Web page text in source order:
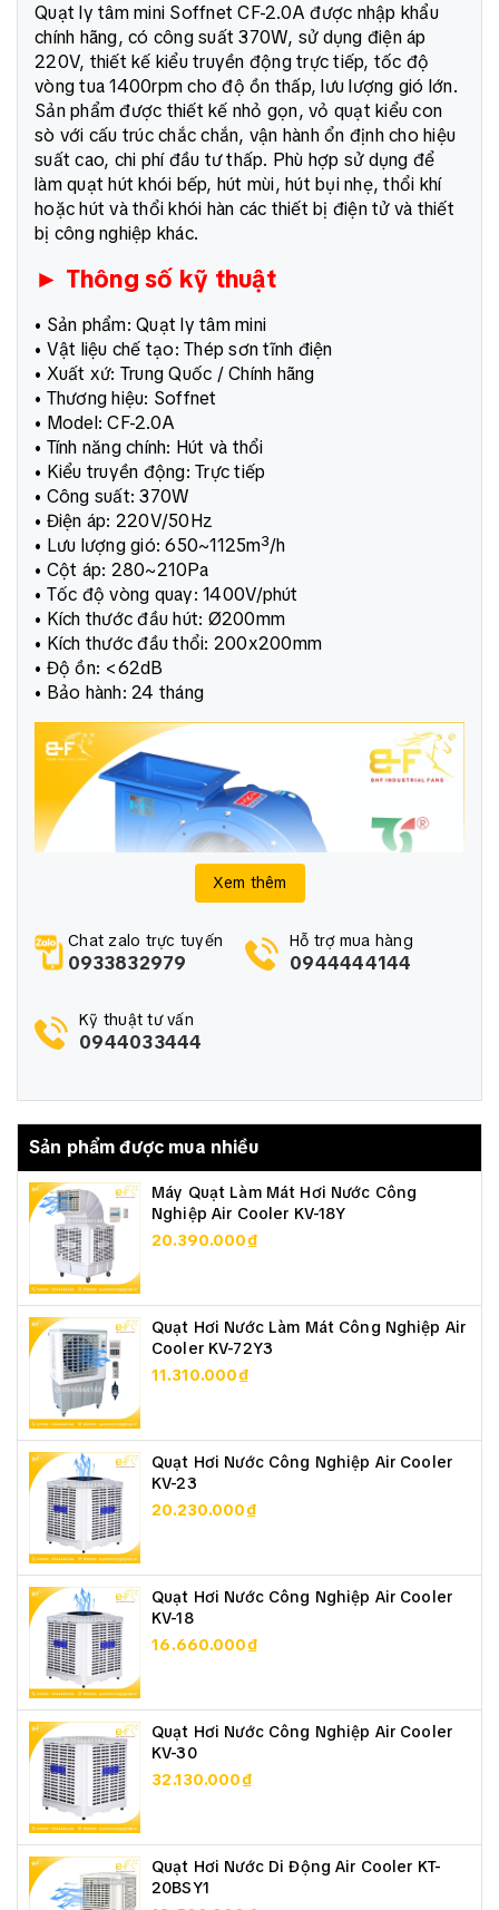
Quạt ly tâm mini Soffnet CF-2.0A được nhập khẩu
chính hãng, có công suất 370W, sử dụng điện áp
220V, thiết kế kiểu truyền động trực tiếp, tốc độ
vòng tua 1400rpm cho độ ồn thấp, lưu lượng gió lớn.
Sản phẩm được thiết kế nhỏ gọn, vỏ quạt kiểu con
sò với cấu trúc chắc chắn, vận hành ổn định cho hiệu
suất cao, chi phí đầu tư thấp. Phù hợp sử dụng để
làm quạt hút khói bếp, hút mùi, hút bụi nhẹ, thổi khí
hoặc hút và thổi khói hàn các thiết bị điện tử và thiết
bị công nghiệp khác.
► Thông số kỹ thuật
• Sản phẩm: Quạt ly tâm mini
• Vật liệu chế tạo: Thép sơn tĩnh điện
• Xuất xứ: Trung Quốc / Chính hãng
• Thương hiệu: Soffnet
• Model: CF-2.0A
• Tính năng chính: Hút và thổi
• Kiểu truyền động: Trực tiếp
• Công suất: 370W
• Điện áp: 220V/50Hz
• Lưu lượng gió: 650~1125m³/h
• Cột áp: 280~210Pa
• Tốc độ vòng quay: 1400V/phút
• Kích thước đầu hút: Ø200mm
• Kích thước đầu thổi: 200x200mm
• Độ ồn: <62dB
• Bảo hành: 24 tháng
► Ưu điểm và tính năng nổi bật:
• Thương hiệu quạt Soffnet được nhập khẩu nguyên
chiếc, bảo hành 2 năm tại Việt Nam.
• Cánh quạt kiểu lồng sóc giúp vận hành êm hơn. Vỏ
quạt bằng thép sơn tĩnh điện với thiết kế kiểu con sò
chắc chắn, đạt hiệu suất cao
• Hệ truyền động trực tiếp, đạt lưu lượng gió lớn, thổi
gió mạnh, ít tiêu thụ điện năng, vận hành ổn định
• Sản phẩm quạt ly tâm Soffnet CF-2.5A phù hợp sử
dụng để làm quạt hút khói bếp, hút mùi, hút bụi nhẹ,
thổi khí hoặc hút và thổi khói hàn các thiết bị điện tử
và thiết bị công nghiệp khác.
Xem thêm
Chat zalo trực tuyến
0933832979
Hỗ trợ mua hàng
0944444144
Kỹ thuật tư vấn
0944033444
Sản phẩm được mua nhiều
Máy Quạt Làm Mát Hơi Nước Công
Nghiệp Air Cooler KV-18Y
20.390.000₫
Quạt Hơi Nước Làm Mát Công Nghiệp Air
Cooler KV-72Y3
11.310.000₫
Quạt Hơi Nước Công Nghiệp Air Cooler
KV-23
20.230.000₫
Quạt Hơi Nước Công Nghiệp Air Cooler
KV-18
16.660.000₫
Quạt Hơi Nước Công Nghiệp Air Cooler
KV-30
32.130.000₫
Quạt Hơi Nước Di Động Air Cooler KT-
20BSY1